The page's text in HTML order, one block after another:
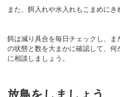
また、餌入れや水入れもこまめにき
餌は減り具合を毎日チェックし、
の状態と数を大まかに確認して、
に相談しましょう。
放鳥をしましょう